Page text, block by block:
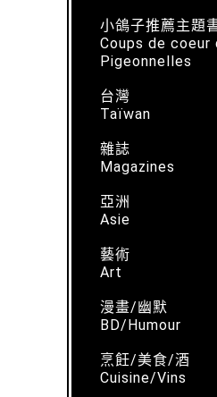
小鴿子推薦主題
Coups de coeur
Pigeonnelles
台灣
Taïwan
雜誌
Magazines
亞洲
Asie
藝術
Art
漫畫/幽默
BD/Humour
烹飪/美食/酒
Cuisine/Vins